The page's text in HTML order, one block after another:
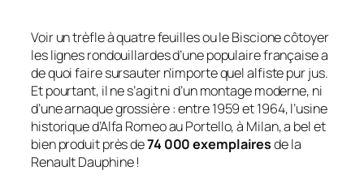
Voir un trèfle à quatre feuilles ou leBiscionecôtoyer
les lignes rondouillardes d’une populaire française a
de quoi faire sursauter n’importe quel alfiste pur jus.
Et pourtant, il ne s’agit ni d’un montage moderne, ni
d’une arnaque grossière : entre 1959 et 1964, l’usine
historique d’Alfa Romeo au Portello, à Milan, a bel et
bien produit près de74 000 exemplairesde la
Renault Dauphine !